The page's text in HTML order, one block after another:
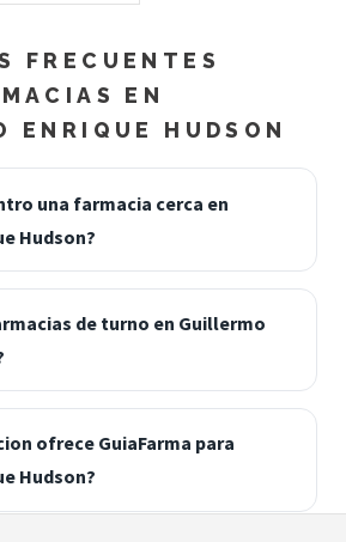
FRECUENTES
EN
ENRIQUE HUDSON
una farmacia cerca en
Hudson?
de turno en Guillermo
ofrece GuiaFarma para
Hudson?